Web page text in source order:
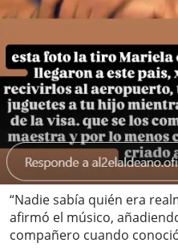
“Nadie sabía quién era
afirmó el músico,
compañero cuando